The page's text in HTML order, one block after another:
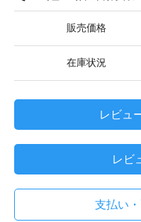
販売価格
在庫状況
レビュ
レビ
支払い